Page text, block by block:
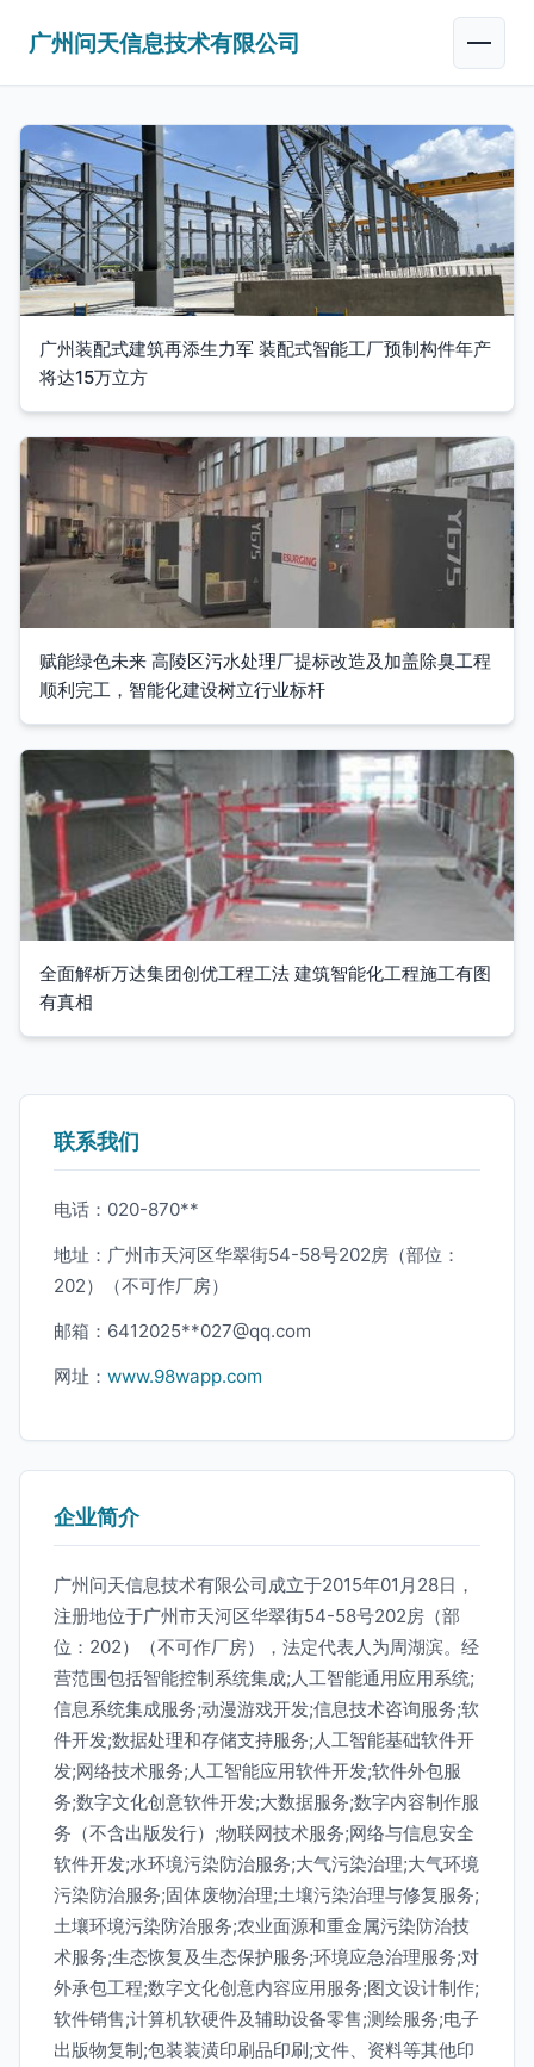
广州问天信息技术有限公司
广州装配式建筑再添生力军 装配式智能工厂预制构件年产
将达15万立方
赋能绿色未来 高陵区污水处理厂提标改造及加盖除臭工程
顺利完工，智能化建设树立行业标杆
全面解析万达集团创优工程工法 建筑智能化工程施工有图
有真相
联系我们
电话：020-870**
地址：广州市天河区华翠街54-58号202房（部位：
202）（不可作厂房）
邮箱：6412025**027@qq.com
网址： www.98wapp.com
企业简介
广州问天信息技术有限公司成立于2015年01月28日，
注册地位于广州市天河区华翠街54-58号202房（部
位：202）（不可作厂房），法定代表人为周湖滨。经
营范围包括智能控制系统集成;人工智能通用应用系统;
信息系统集成服务;动漫游戏开发;信息技术咨询服务;软
件开发;数据处理和存储支持服务;人工智能基础软件开
发;网络技术服务;人工智能应用软件开发;软件外包服
务;数字文化创意软件开发;大数据服务;数字内容制作服
务（不含出版发行）;物联网技术服务;网络与信息安全
软件开发;水环境污染防治服务;大气污染治理;大气环境
污染防治服务;固体废物治理;土壤污染治理与修复服务;
土壤环境污染防治服务;农业面源和重金属污染防治技
术服务;生态恢复及生态保护服务;环境应急治理服务;对
外承包工程;数字文化创意内容应用服务;图文设计制作;
软件销售;计算机软硬件及辅助设备零售;测绘服务;电子
出版物复制;包装装潢印刷品印刷;文件、资料等其他印